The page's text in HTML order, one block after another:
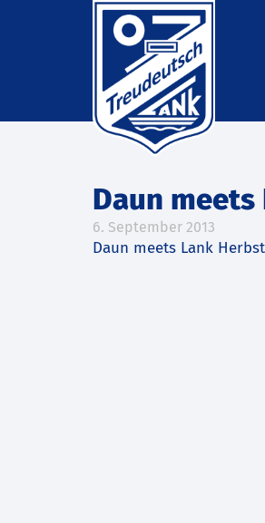
Daun
6. September 2013
Daun meets Lank